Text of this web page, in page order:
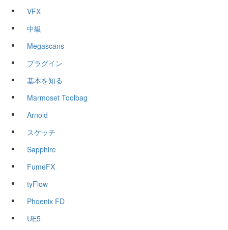
VFX
中級
Megascans
プラグイン
基本を知る
Marmoset Toolbag
Arnold
スケッチ
Sapphire
FumeFX
tyFlow
Phoenix FD
UE5